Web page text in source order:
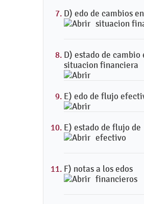
D) edo de cambios
situacion
D) estado de cambio
situacion financiera
E) edo de flujo
E) estado de flujo de
efectivo
F) notas a los edos
financieros